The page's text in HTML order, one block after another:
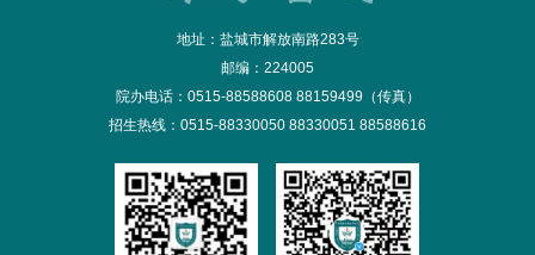
地址：盐城市解放南路283号
邮编：224005
院办电话：0515-88588608 88159499（传真）
招生热线：0515-88330050 88330051 88588616